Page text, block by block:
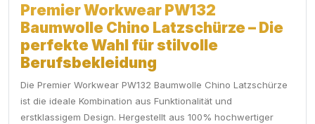
Premier Workwear PW132
Baumwolle Chino Latzschürze – Die
perfekte Wahl für stilvolle
Berufsbekleidung
Die Premier Workwear PW132 Baumwolle Chino Latzschürze
ist die ideale Kombination aus Funktionalität und
erstklassigem Design. Hergestellt aus 100% hochwertiger